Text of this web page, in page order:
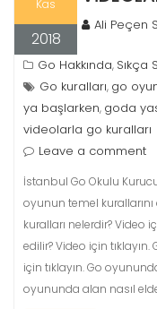
Kas
2018
Ali Peçen
Go Hakkında, Sıkça
Go kuralları, go
ya başlarken, goda
videolarla go kuralları
Leave a comment
İstanbul Go Okulu
oyunun temel
kuralları nelerdir? Video
edilir? Video için
için tıklayın. Go
oyununda alan nasıl